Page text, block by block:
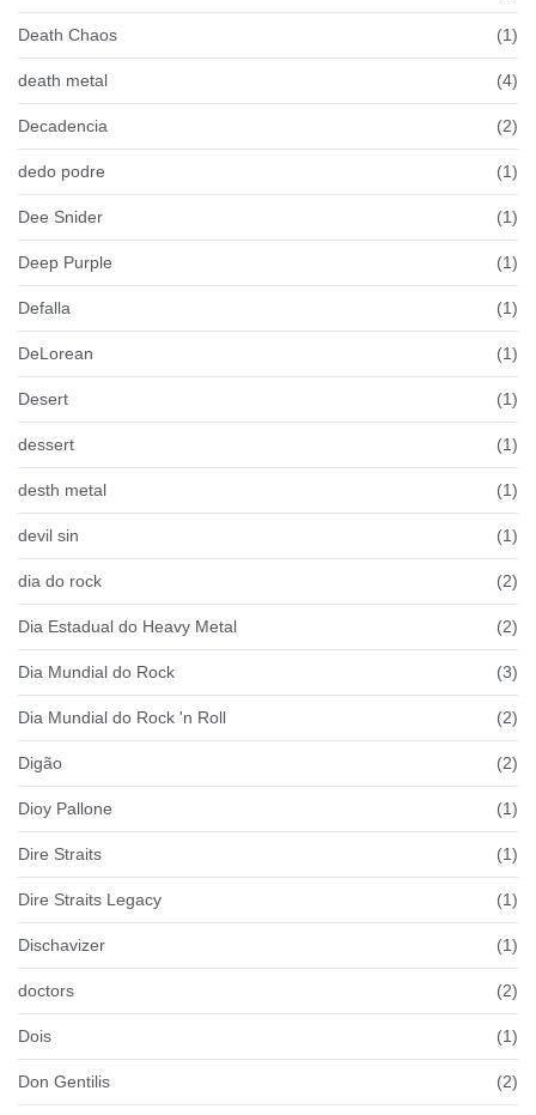
Death Chaos (1)
death metal (4)
Decadencia (2)
dedo podre (1)
Dee Snider (1)
Deep Purple (1)
Defalla (1)
DeLorean (1)
Desert (1)
dessert (1)
desth metal (1)
devil sin (1)
dia do rock (2)
Dia Estadual do Heavy Metal (2)
Dia Mundial do Rock (3)
Dia Mundial do Rock 'n Roll (2)
Digão (2)
Dioy Pallone (1)
Dire Straits (1)
Dire Straits Legacy (1)
Dischavizer (1)
doctors (2)
Dois (1)
Don Gentilis (2)